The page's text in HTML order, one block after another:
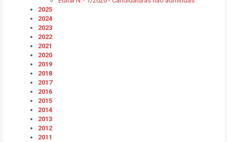
2025
2024
2023
2022
2021
2020
2019
2018
2017
2016
2015
2014
2013
2012
2011